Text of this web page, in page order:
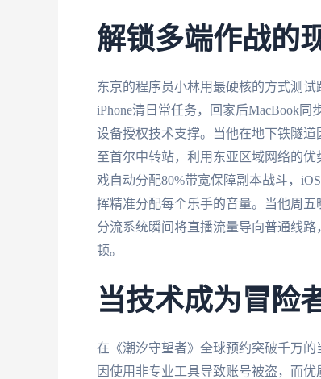
解锁多端作战的
东京的程序员小林用最硬核的方式测
iPhone清日常任务，回家后MacBook
设备授权技术支撑。当他在地下铁隧
至首尔中转站，利用东亚区域网络的
戏自动分配80%带宽保障副本战斗，
挥精准分配每个乐手的音量。当他周
分流系统瞬间将直播流量导向普通线
顿。
当技术成为冒险
在《潮汐守望者》全球预约突破千万
因使用非专业工具导致账号被盗，而